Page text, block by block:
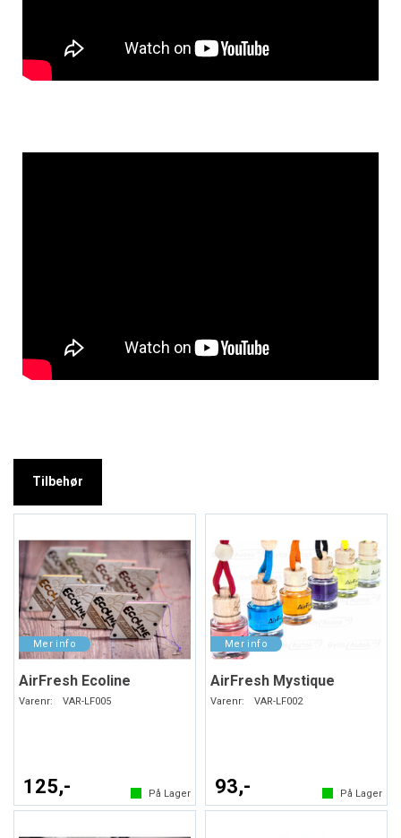
Tilbehør
AirFresh Ecoline
Varenr: VAR-LF005
125,- På Lager
AirFresh Mystique
Varenr: VAR-LF002
93,- På Lager